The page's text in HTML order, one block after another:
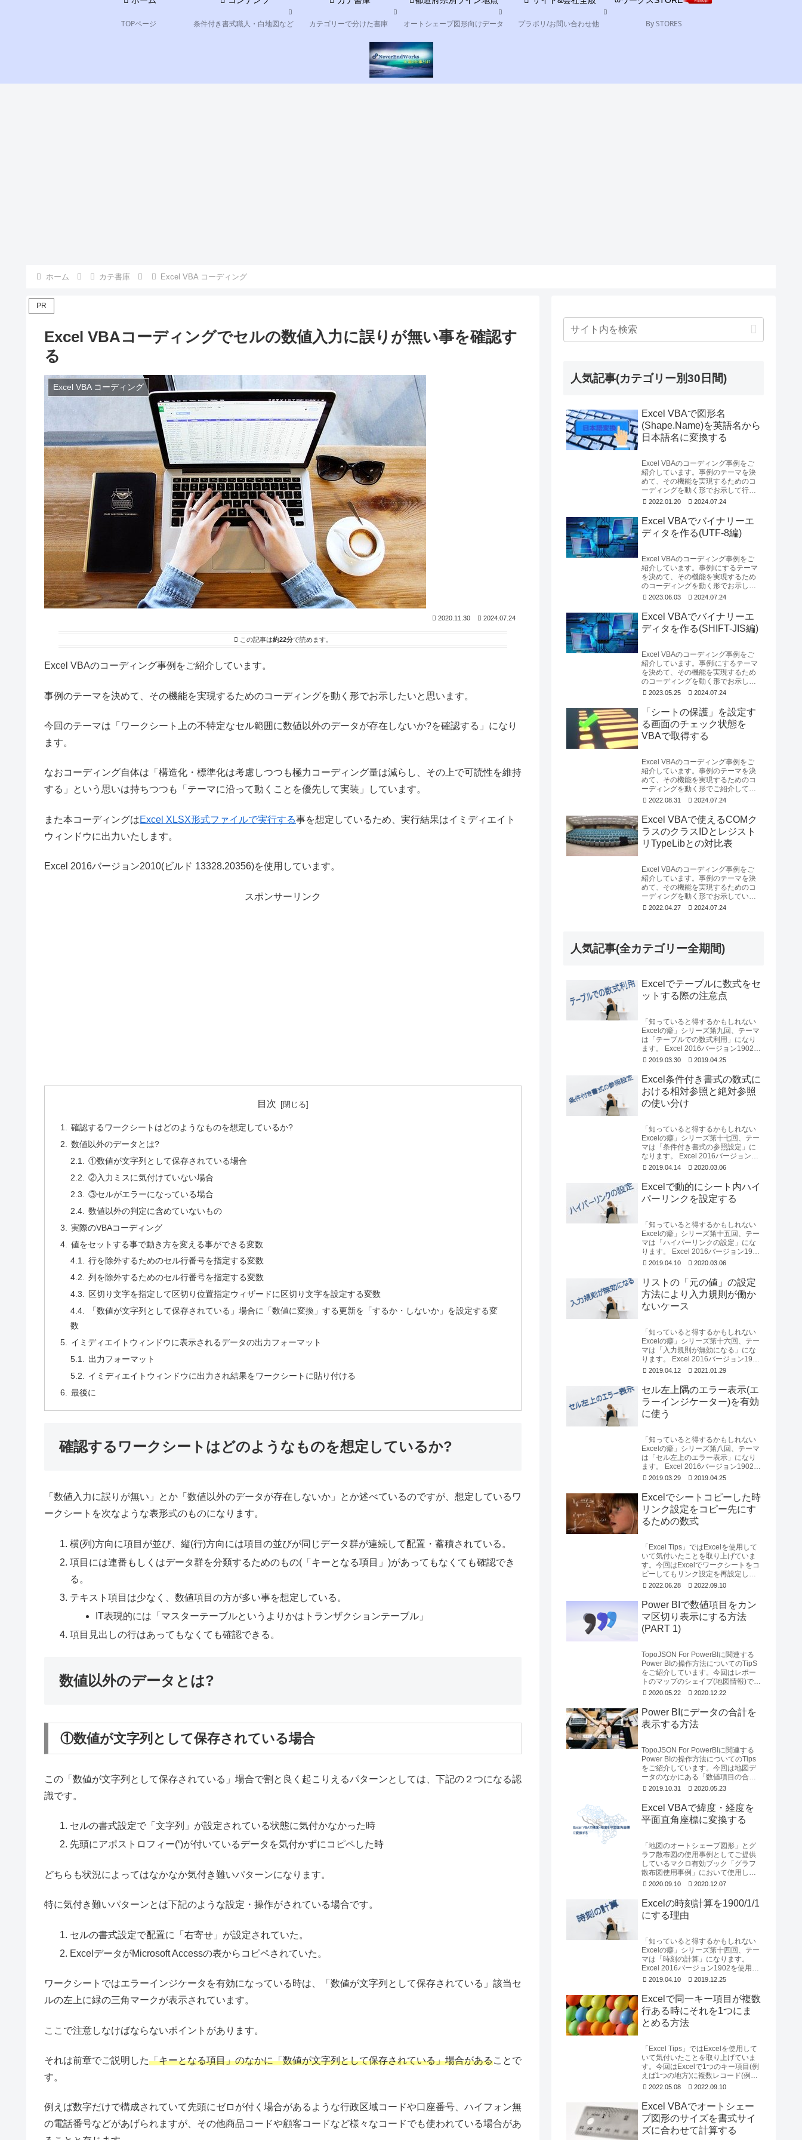
TOPページ 条件付き書式職人・白地図など カテゴリーで分けた書庫 オートシェープ図形向けデータ プラポリ/お問い合わせ他 By STORES
ホーム カテ書庫 Excel VBA コーディング
PR
Excel VBAコーディングでセルの数値入力に誤りが無い事を確認す
る
Excel VBA コーディング
2020.11.30 2024.07.24
この記事は約22分で読めます。
Excel VBAのコーディング事例をご紹介しています。
事例のテーマを決めて、その機能を実現するためのコーディングを動く形でお示したいと思います。
今回のテーマは「ワークシート上の不特定なセル範囲に数値以外のデータが存在しないか?を確認する」になり
ます。
なおコーディング自体は「構造化・標準化は考慮しつつも極力コーディング量は減らし、その上で可読性を維持
する」という思いは持ちつつも「テーマに沿って動くことを優先して実装」しています。
また本コーディングはExcel XLSX形式ファイルで実行する事を想定しているため、実行結果はイミディエイト
ウィンドウに出力いたします。
Excel 2016バージョン2010(ビルド 13328.20356)を使用しています。
スポンサーリンク
目次
確認するワークシートはどのようなものを想定しているか?
数値以外のデータとは?
①数値が文字列として保存されている場合
②入力ミスに気付けていない場合
③セルがエラーになっている場合
数値以外の判定に含めていないもの
実際のVBAコーディング
値をセットする事で動き方を変える事ができる変数
行を除外するためのセル行番号を指定する変数
列を除外するためのセル行番号を指定する変数
区切り文字を指定して区切り位置指定ウィザードに区切り文字を設定する変数
「数値が文字列として保存されている」場合に「数値に変換」する更新を「するか・しないか」を設定する変
数
イミディエイトウィンドウに表示されるデータの出力フォーマット
出力フォーマット
イミディエイトウィンドウに出力され結果をワークシートに貼り付ける
最後に
確認するワークシートはどのようなものを想定しているか?
「数値入力に誤りが無い」とか「数値以外のデータが存在しないか」とか述べているのですが、想定しているワ
ークシートを次なような表形式のものになります。
横(列)方向に項目が並び、縦(行)方向には項目の並びが同じデータ群が連続して配置・蓄積されている。
項目には連番もしくはデータ群を分類するためのもの(「キーとなる項目」)があってもなくても確認でき
る。
テキスト項目は少なく、数値項目の方が多い事を想定している。
IT表現的には「マスターテーブルというよりかはトランザクションテーブル」
項目見出しの行はあってもなくても確認できる。
数値以外のデータとは?
①数値が文字列として保存されている場合
この「数値が文字列として保存されている」場合で割と良く起こりえるパターンとしては、下記の２つになる認
識です。
セルの書式設定で「文字列」が設定されている状態に気付かなかった時
先頭にアポストロフィー(‘)が付いているデータを気付かずにコピペした時
どちらも状況によってはなかなか気付き難いパターンになります。
特に気付き難いパターンとは下記のような設定・操作がされている場合です。
セルの書式設定で配置に「右寄せ」が設定されていた。
ExcelデータがMicrosoft Accessの表からコピペされていた。
ワークシートではエラーインジケータを有効になっている時は、「数値が文字列として保存されている」該当セ
ルの左上に緑の三角マークが表示されています。
ここで注意しなけばならないポイントがあります。
それは前章でご説明した「キーとなる項目」のなかに「数値が文字列として保存されている」場合があることで
す。
例えば数字だけで構成されていて先頭にゼロが付く場合があるような行政区域コードや口座番号、ハイフォン無
の電話番号などがあげられますが、その他商品コードや顧客コードなど様々なコードでも使われている場合があ
人気記事(カテゴリー別30日間)
Excel VBAで図形名
(Shape.Name)を英語名から
日本語名に変換する
Excel VBAのコーディング事例をご
紹介しています。事例のテーマを決
めて、その機能を実現するためのコ
ーディングを動く形でお示して行き
ます。今回はShapeオブジェクトの
2022.01.20 2024.07.24
Excel VBAでバイナリーエ
ディタを作る(UTF-8編)
Excel VBAのコーディング事例をご
紹介しています。事例iにするテーマ
を決めて、その機能を実現するため
のコーディングを動く形でお示して
いますが、今回は前回に引き続き
2023.06.03 2024.07.24
Excel VBAでバイナリーエ
ディタを作る(SHIFT-JIS編)
Excel VBAのコーディング事例をご
紹介しています。事例iにするテーマ
を決めて、その機能を実現するため
のコーディングを動く形でお示して
いますが、今回と次回は、2回に渡り
2023.05.25 2024.07.24
「シートの保護」を設定す
る画面のチェック状態を
VBAで取得する
Excel VBAのコーディング事例をご
紹介しています。事例のテーマを決
めて、その機能を実現するためのコ
ーディングを動く形でご紹介してい
るのですが、今回のコーディング事
2022.08.31 2024.07.24
Excel VBAで使えるCOMク
ラスのクラスIDとレジスト
リTypeLibとの対比表
Excel VBAのコーディング事例をご
紹介しています。事例のテーマを決
めて、その機能を実現するためのコ
ーディングを動く形でお示していま
すが、今回も前回の「Excel VBAで
2022.04.27 2024.07.24
人気記事(全カテゴリー全期間)
Excelでテーブルに数式をセ
ットする際の注意点
「知っていると得するかもしれない
Excelの癖」シリーズ第九回、テーマ
は「テーブルでの数式利用」になり
ます。 Excel 2016バージョン1902を
使用して確認しています。なお「...
2019.03.30 2019.04.25
Excel条件付き書式の数式に
おける相対参照と絶対参照
の使い分け
「知っていると得するかもしれない
Excelの癖」シリーズ第十七回、テー
マは「条件付き書式の参照設定」に
なります。 Excel 2016バージョン
1903を使用して確認しています。
2019.04.14 2020.03.06
Excelで動的にシート内ハイ
パーリンクを設定する
「知っていると得するかもしれない
Excelの癖」シリーズ第十五回、テー
マは「ハイパーリンクの設定」にな
ります。 Excel 2016バージョン1902
を使用して確認しています。動的...
2019.04.10 2020.03.06
リストの「元の値」の設定
方法により入力規則が働か
ないケース
「知っていると得するかもしれない
Excelの癖」シリーズ第十六回、テー
マは「入力規則が無効になる」にな
ります。 Excel 2016バージョン1903
を使用して確認しています。入力...
2019.04.12 2021.01.29
セル左上隅のエラー表示(エ
ラーインジケーター)を有効
に使う
「知っていると得するかもしれない
Excelの癖」シリーズ第八回、テーマ
は「セル左上のエラー表示」になり
ます。 Excel 2016バージョン1902を
使用して確認しています。いまま...
2019.03.29 2019.04.25
Excelでシートコピーした時
リンク設定をコピー先にす
るための数式
「Excel Tips」ではExcelを使用して
いて気付いたことを取り上げていま
す。今回はExcelでワークシートをコ
ピーしてもリンク設定を再設定しな
くても済むための方法をご紹介い...
2022.06.28 2022.09.10
Power BIで数値項目をカン
マ区切り表示にする方法
(PART 1)
TopoJSON For PowerBIに関連する
Power BIの操作方法についてのTipS
をご紹介しています。今回はレポー
トのマップのシェイプ(地図情報)で表
示される「数値項目...
2020.05.22 2020.12.22
Power BIにデータの合計を
表示する方法
TopoJSON For PowerBIに関連する
Power BIの操作方法についてのTips
をご紹介しています。今回は地図デ
ータのなかにある「数値項目の合計
を表示する方法」のご説...
2019.10.31 2020.05.23
Excel VBAで緯度・経度を
平面直角座標に変換する
「地図のオートシェープ図形」とグ
ラフ散布図の使用事例としてご提供
しているマクロ有効ブック「グラフ
散布図使用事例」において使用して
いる「緯度経度を平面直角座標に変
2020.09.10 2020.12.07
Excelの時刻計算を1900/1/1
にする理由
「知っていると得するかもしれない
Excelの癖」シリーズ第十四回、テー
マは「時刻の計算」になります。
Excel 2016バージョン1902を使用し
て確認しています。時刻だけを取
2019.04.10 2019.12.25
Excelで同一キー項目が複数
行ある時にそれを1つにま
とめる方法
「Excel Tips」ではExcelを使用して
いて気付いたことを取り上げていま
す。今回はExcelで1つのキー項目(例
えば1つの地方)に複数レコード(例え
ば都府県)が存在する時に...
2022.05.08 2022.09.10
Excel VBAでオートシェー
プ図形のサイズを書式サイ
ズに合わせて計算する